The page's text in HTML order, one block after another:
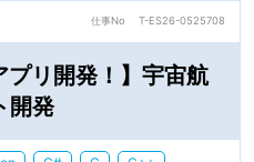
仕事No T-ES26-0525708
リ開発！】宇宙航
開発